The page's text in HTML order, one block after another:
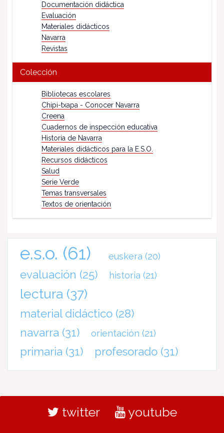
Documentación didáctica
Evaluación
Materiales didácticos
Navarra
Revistas
Colección
Bibliotecas escolares
Chipi-txapa - Conocer Navarra
Creena
Cuadernos de inspección educativa
Historia de Navarra
Materiales didácticos para la E.S.O.
Recursos didácticos
Salud
Serie Verde
Temas transversales
Textos de orientación
e.s.o. (61) euskera (20)
evaluación (25) historia (21)
lectura (37)
material didáctico (28)
navarra (31) orientación (21)
primaria (31) profesorado (31)
twitter youtube